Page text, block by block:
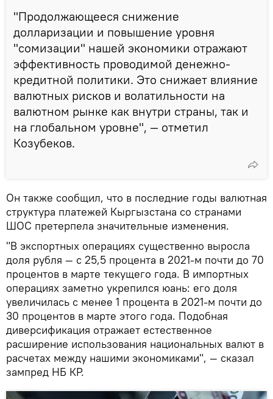
"Продолжающееся снижение
долларизации и повышение уровня
"сомизации" нашей экономики отражают
эффективность проводимой денежно-
кредитной политики. Это снижает влияние
валютных рисков и волатильности на
валютном рынке как внутри страны, так и
на глобальном уровне", — отметил
Козубеков.
Он также сообщил, что в последние годы валютная
структура платежей Кыргызстана со странами
ШОС претерпела значительные изменения.
"В экспортных операциях существенно выросла
доля рубля — с 25,5 процента в 2021-м почти до 70
процентов в марте текущего года. В импортных
операциях заметно укрепился юань: его доля
увеличилась с менее 1 процента в 2021-м почти до
30 процентов в марте этого года. Подобная
диверсификация отражает естественное
расширение использования национальных валют в
расчетах между нашими экономиками", — сказал
зампред НБ КР.